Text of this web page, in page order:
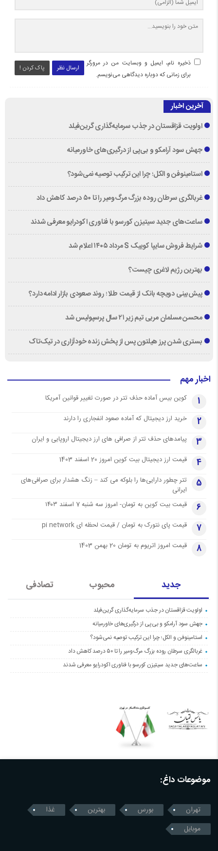
ارسال نظر پاک کردن !
ذخیره نام، ایمیل و وبسایت من در مرورگر
برای زمانی که دوباره دیدگاهی می‌نویسم.
آخرین اخبار
اولویت قزاقستان در جذب سرمایه‌گذاری گرین‌فیلد
جهش سود آرامکو و بی‌پی از درگیری‌های خاورمیانه
استامینوفن و الکل؛ چرا این ترکیب توصیه نمی‌شود؟
غربالگری سرطان روده بزرگ مرگ‌ومیر را تا ۵۰ درصد کاهش داد
ساعت‌های جدید سیتیزن کورسو با فناوری اکودرایو معرفی شدند
شرایط فروش سایپا کوییک S مرداد ۱۴۰۵ اعلام شد
بهترین رژیم لاغری چیست؟
پیش‌بینی دویچه‌ بانک از قیمت طلا ؛ روند صعودی بازار ادامه دارد؟
محسن مسلمان مربی تیم زیر ۲۱ سال پرسپولیس شد
بستری شدن پرز هیلتون پس از پخش زنده خودآزاری در تیک‌تاک
اخبار مهم
1 کوین بیس آماده حذف تتر در صورت تغییر قوانین آمریکا
2 خرید ارز دیجیتال که آماده صعود انفجاری را دارند
3 پیامدهای حذف تتر از صرافی های ارز دیجیتال اروپایی و ایران
4 قیمت ارز دیجیتال بیت کوین امروز 20 اسفند 1403
5
تتر چطور دارایی‌ها را بلوکه می کند – زنگ هشدار برای صرافی‌های
ایرانی
6 قیمت بیت کوین به تومان- امروز سه شنبه 7 اسفند ۱۴۰۳
7 قیمت پای نتورک به تومان / قیمت لحظه ای pi network
8 قیمت امروز اتریوم به تومان 20 بهمن 1403
جدید محبوب تصادفی
اولویت قزاقستان در جذب سرمایه‌گذاری گرین‌فیلد
جهش سود آرامکو و بی‌پی از درگیری‌های خاورمیانه
استامینوفن و الکل؛ چرا این ترکیب توصیه نمی‌شود؟
غربالگری سرطان روده بزرگ مرگ‌ومیر را تا ۵۰ درصد کاهش داد
ساعت‌های جدید سیتیزن کورسو با فناوری اکودرایو معرفی شدند
موضوعات داغ:
تهران بورس بهترین
غذا
موبایل